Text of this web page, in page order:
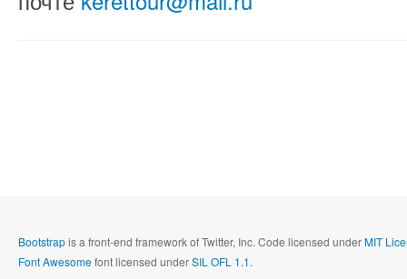
Bootstrapis a front-end framework of Twitter, Inc. Code licensed underMIT
Font Awesomefont licensed underSIL OFL 1.1.